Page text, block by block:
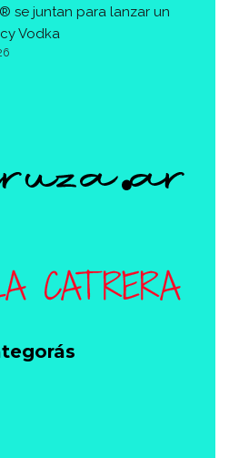
se juntan para lanzar un
Vodka